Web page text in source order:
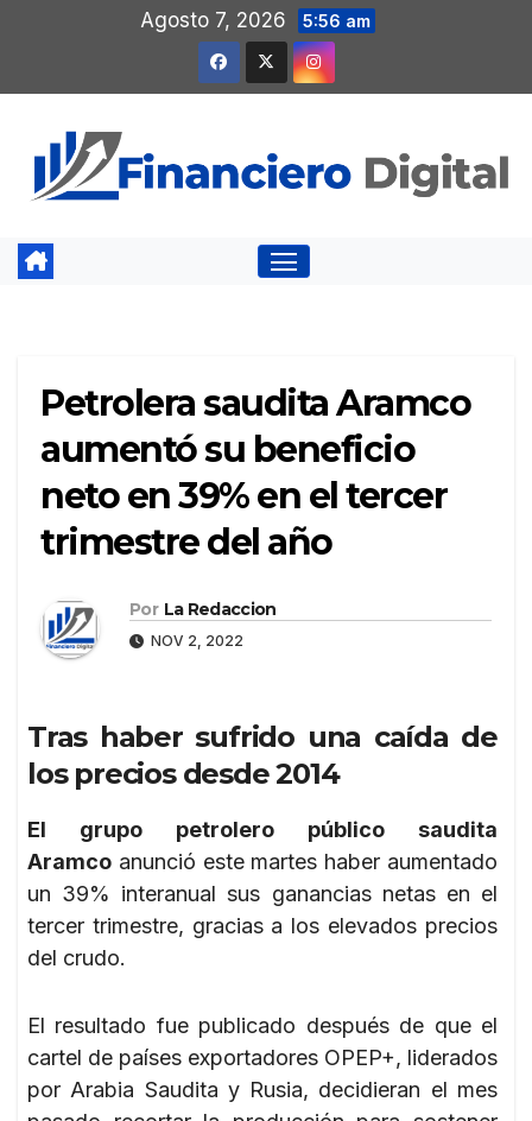
contenido
Agosto 7, 2026 5:56 am
Petrolera saudita Aramco
aumentó su beneficio
neto en 39% en el tercer
trimestre del año
Por La Redaccion
NOV 2, 2022
Tras haber sufrido una caída de
los precios desde 2014
El grupo petrolero público saudita
Aramco anunció este martes haber aumentado
un 39% interanual sus ganancias netas en el
tercer trimestre, gracias a los elevados precios
del crudo.
El resultado fue publicado después de que el
cartel de países exportadores OPEP+, liderados
por Arabia Saudita y Rusia, decidieran el mes